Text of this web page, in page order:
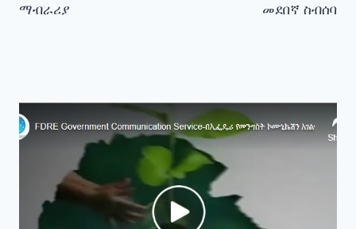
ማብራሪያ
መደበኛ ስብሰባ